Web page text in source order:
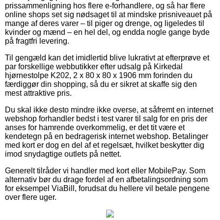
prissammenligning hos flere e-forhandlere, og så har flere
online shops set sig nødsaget til at mindske prisniveauet på
mange af deres varer – til piger og drenge, og ligeledes til
kvinder og mænd – en hel del, og endda nogle gange byde
på fragtfri levering.
Til gengæld kan det imidlertid blive lukrativt at efterprøve et
par forskellige webbutikker efter udsalg på Kirkedal
hjørnestolpe K202, 2 x 80 x 80 x 1906 mm forinden du
færdiggør din shopping, så du er sikret at skaffe sig den
mest attraktive pris.
Du skal ikke desto mindre ikke overse, at såfremt en internet
webshop forhandler bedst i test varer til salg for en pris der
anses for hamrende overkommelig, er det tit være et
kendetegn på en bedragerisk internet webshop. Betalinger
med kort er dog en del af et regelsæt, hvilket beskytter dig
imod snydagtige outlets på nettet.
Generelt tilråder vi handler med kort eller MobilePay. Som
alternativ bør du drage fordel af en afbetalingsordning som
for eksempel ViaBill, forudsat du hellere vil betale pengene
over flere uger.